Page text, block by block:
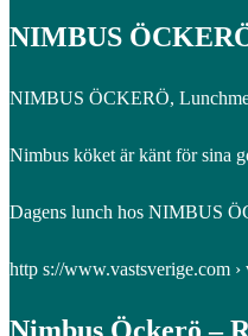
NIMBUS
NIMBUS ÖCKERÖ,
Nimbus köket är känt för sina
Dagens lunch hos NIMBUS
http s://www.vastsverige.com